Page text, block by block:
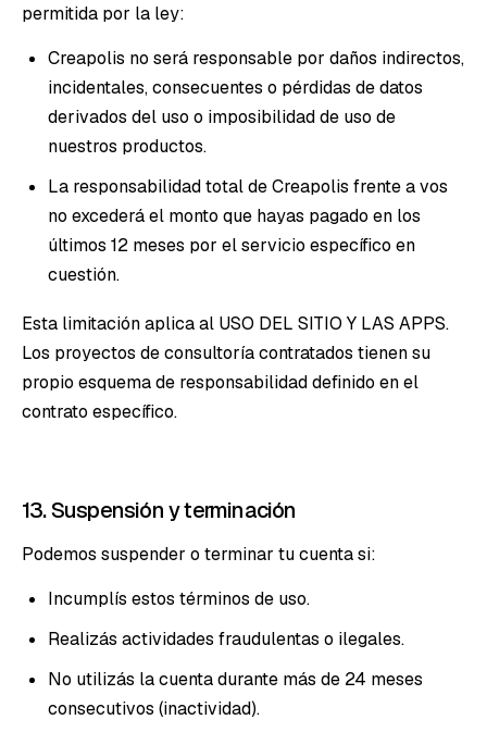
permitida por la ley:
Creapolis no será responsable por daños indirectos,
incidentales, consecuentes o pérdidas de datos
derivados del uso o imposibilidad de uso de
nuestros productos.
La responsabilidad total de Creapolis frente a vos
no excederá el monto que hayas pagado en los
últimos 12 meses por el servicio específico en
cuestión.
Esta limitación aplica al USO DEL SITIO Y LAS APPS.
Los proyectos de consultoría contratados tienen su
propio esquema de responsabilidad definido en el
contrato específico.
13. Suspensión y terminación
Podemos suspender o terminar tu cuenta si:
Incumplís estos términos de uso.
Realizás actividades fraudulentas o ilegales.
No utilizás la cuenta durante más de 24 meses
consecutivos (inactividad).